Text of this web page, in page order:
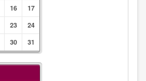
16
17
23
24
30 31